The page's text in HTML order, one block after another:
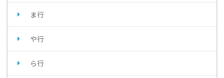
ま行
や行
ら行